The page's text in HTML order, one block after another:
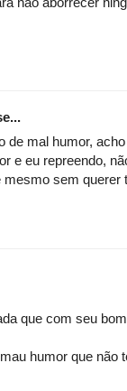
de mal humor,
e eu repreendo,
mesmo sem querer
que com seu
humor que não